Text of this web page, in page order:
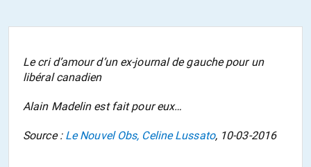
CONTACTER
FAIRE UN
Le cri d’amour d’un ex-journal de gauche pour un
libéral canadien
Alain Madelin est fait pour eux…
Source : Le Nouvel Obs, Celine Lussato, 10-03-2016